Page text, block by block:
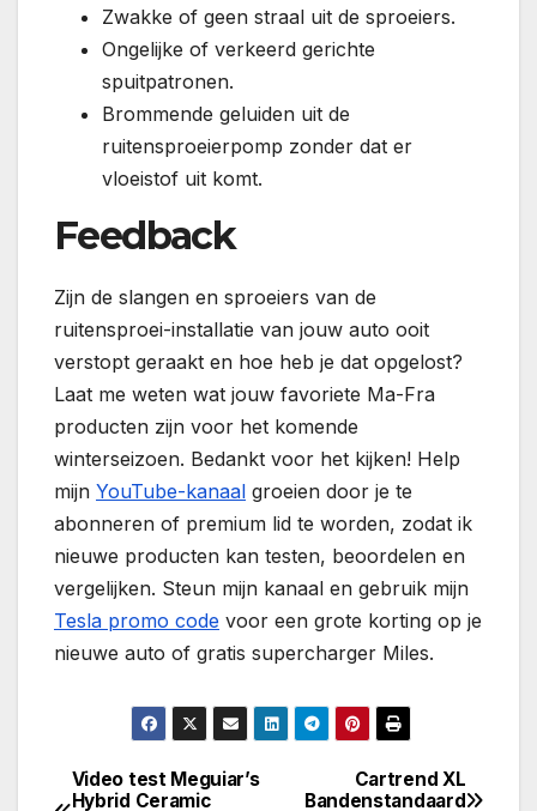
Zwakke of geen straal uit de sproeiers.
Ongelijke of verkeerd gerichte
spuitpatronen.
Brommende geluiden uit de
ruitensproeierpomp zonder dat er
vloeistof uit komt.
Feedback
Zijn de slangen en sproeiers van de
ruitensproei-installatie van jouw auto ooit
verstopt geraakt en hoe heb je dat opgelost?
Laat me weten wat jouw favoriete Ma-Fra
producten zijn voor het komende
winterseizoen. Bedankt voor het kijken! Help
mijn YouTube-kanaal groeien door je te
abonneren of premium lid te worden, zodat ik
nieuwe producten kan testen, beoordelen en
vergelijken. Steun mijn kanaal en gebruik mijn
Tesla promo code voor een grote korting op je
nieuwe auto of gratis supercharger Miles.
Bericht
Cartrend XL
Bandenstandaard
Video test Meguiar’s
Hybrid Ceramic